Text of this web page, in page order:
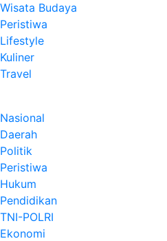
Wisata Budaya
Peristiwa
Lifestyle
Kuliner
Travel
Nasional
Daerah
Politik
Peristiwa
Hukum
Pendidikan
TNI-POLRI
Ekonomi